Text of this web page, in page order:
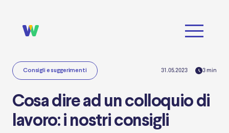
Consigli e suggerimenti 31.05.2023 3min
Cosa dire ad un colloquio di
lavoro: i nostri consigli